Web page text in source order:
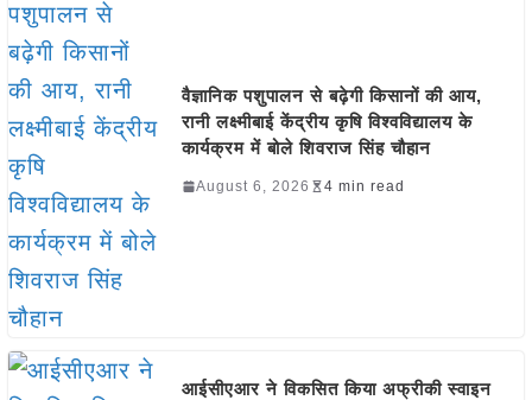
वैज्ञानिक पशुपालन से बढ़ेगी किसानों की आय,
रानी लक्ष्मीबाई केंद्रीय कृषि विश्वविद्यालय के
कार्यक्रम में बोले शिवराज सिंह चौहान
August 6, 2026 4 min read
आईसीएआर ने विकसित किया अफ्रीकी स्वाइन